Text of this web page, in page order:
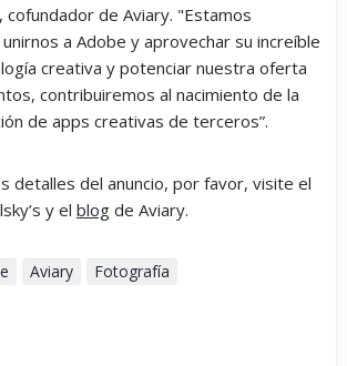
cofundador de Aviary. "Estamos
a Adobe y aprovechar su increíble
creativa y potenciar nuestra oferta
contribuiremos al nacimiento de la
de apps creativas de terceros”.
detalles del anuncio, por favor, visite el
y el blog de Aviary.
Aviary Fotografía